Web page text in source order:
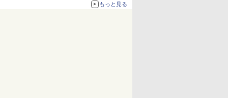
もっと見る